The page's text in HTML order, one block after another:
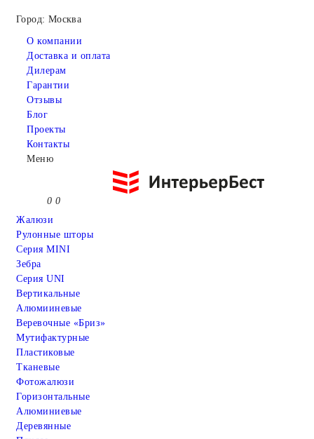
Город: Москва
О компании
Доставка и оплата
Дилерам
Гарантии
Отзывы
Блог
Проекты
Контакты
Меню
0 0
Жалюзи
Рулонные шторы
Серия MINI
Зебра
Серия UNI
Вертикальные
Алюмииневые
Веревочные «Бриз»
Мутифактурные
Пластиковые
Тканевые
Фотожалюзи
Горизонтальные
Алюминиевые
Деревянные